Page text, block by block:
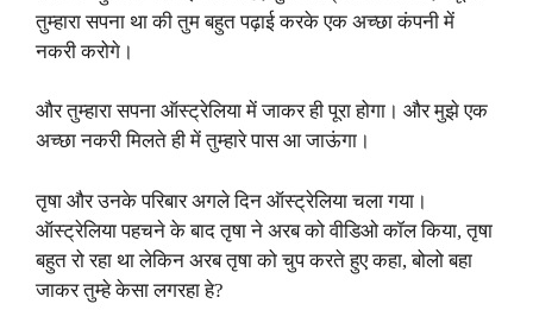
तुम्हारा सपना था की तुम बहुत पढ़ाई करके एक अच्छा कंपनी में
नकरी करोगे।
और तुम्हारा सपना ऑस्ट्रेलिया में जाकर ही पूरा होगा। और मुझे एक
अच्छा नकरी मिलते ही में तुम्हारे पास आ जाऊंगा।
तृषा और उनके परिबार अगले दिन ऑस्ट्रेलिया चला गया।
ऑस्ट्रेलिया पहचने के बाद तृषा ने अरब को वीडिओ कॉल किया, तृषा
बहुत रो रहा था लेकिन अरब तृषा को चुप करते हुए कहा, बोलो बहा
जाकर तुम्हे केसा लगरहा हे?